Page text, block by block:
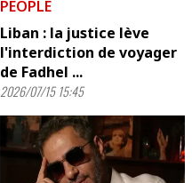
PEOPLE
Liban : la justice lève
l'interdiction de voyager
de Fadhel ...
2026/07/15 15:45